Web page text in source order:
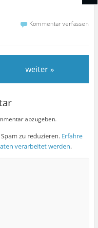
Kommentar verfassen
weiter »
abzugeben.
zu reduzieren. Erfahre
verarbeitet werden.